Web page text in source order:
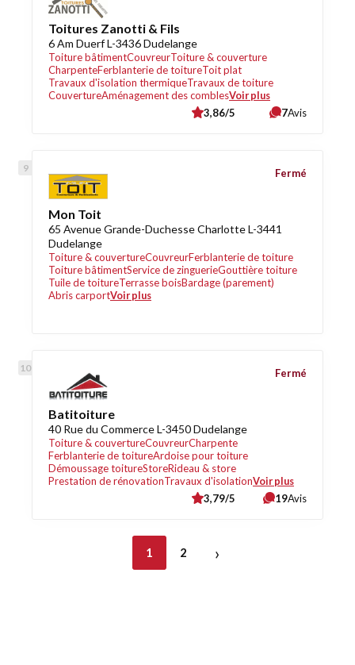
Toitures Zanotti & Fils
6 Am Duerf L-3436 Dudelange
Toiture bâtimentCouvreurToiture & couverture
CharpenteFerblanterie de toitureToit plat
Travaux d'isolation thermiqueTravaux de toiture
CouvertureAménagement des comblesVoir plus
3,86/5 7Avis
Mon Toit
65 Avenue Grande-Duchesse Charlotte L-3441
Dudelange
Toiture & couvertureCouvreurFerblanterie de toiture
Toiture bâtimentService de zinguerieGouttière toiture
Tuile de toitureTerrasse boisBardage (parement)
Abris carportVoir plus
Fermé
Batitoiture
40 Rue du Commerce L-3450 Dudelange
Toiture & couvertureCouvreurCharpente
Ferblanterie de toitureArdoise pour toiture
Démoussage toitureStoreRideau & store
Prestation de rénovationTravaux d'isolationVoir plus
Fermé
3,79/5 19Avis
1 2 ›